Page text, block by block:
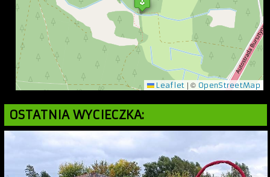
Leaflet | © OpenStreetMap
OSTATNIA WYCIECZKA: